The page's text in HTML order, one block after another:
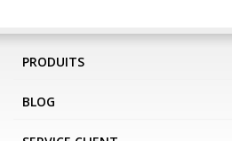
PRODUITS
BLOG